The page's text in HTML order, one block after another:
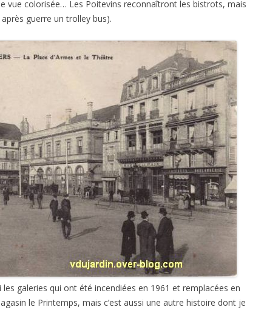
vue colorisée… Les Poitevins reconnaîtront les bistrots, mais
guerre un trolley bus).
galeries qui ont été incendiées en 1961 et remplacées en
le Printemps, mais c’est aussi une autre histoire dont je